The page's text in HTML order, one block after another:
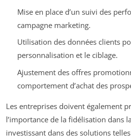
Mise en place d’un suivi des
campagne marketing.
Utilisation des données clients
personnalisation et le ciblage.
Ajustement des offres
comportement d’achat des
Les entreprises doivent également
l’importance de la fidélisation dans
investissant dans des solutions